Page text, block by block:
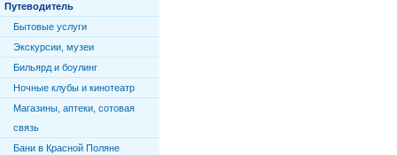
Путеводитель
Бытовые услуги
Экскурсии, музеи
Бильярд и боулинг
Ночные клубы и кинотеатр
Магазины, аптеки, сотовая
связь
Бани в Красной Поляне